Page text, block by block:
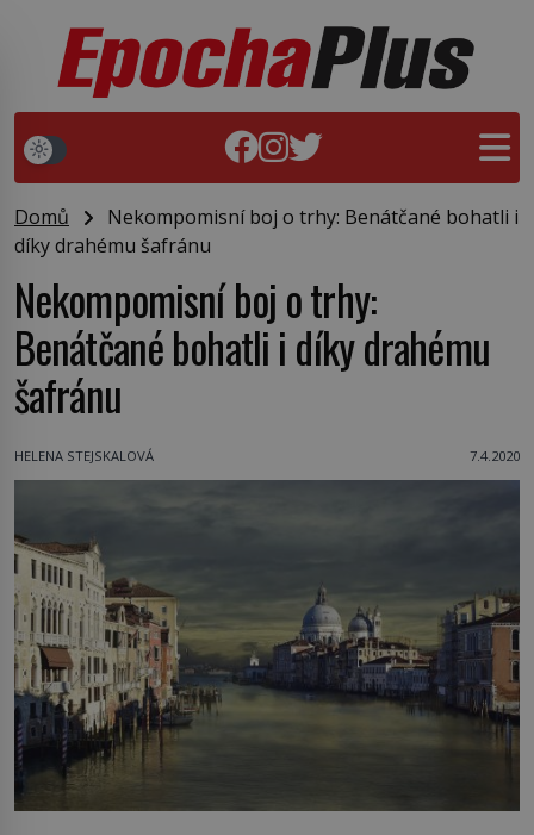
Domů
Nekompomisní boj o trhy: Benátčané bohatli i
díky drahému šafránu
Nekompomisní boj o trhy:
Benátčané bohatli i díky drahému
šafránu
HELENA STEJSKALOVÁ 7.4.2020